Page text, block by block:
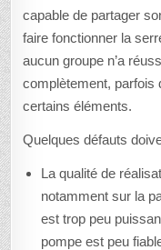
capable de partager
faire fonctionner la
aucun groupe n’a
complètement, parfois
certains éléments.
Quelques défauts
La qualité de
notamment sur la
est trop peu
pompe est peu